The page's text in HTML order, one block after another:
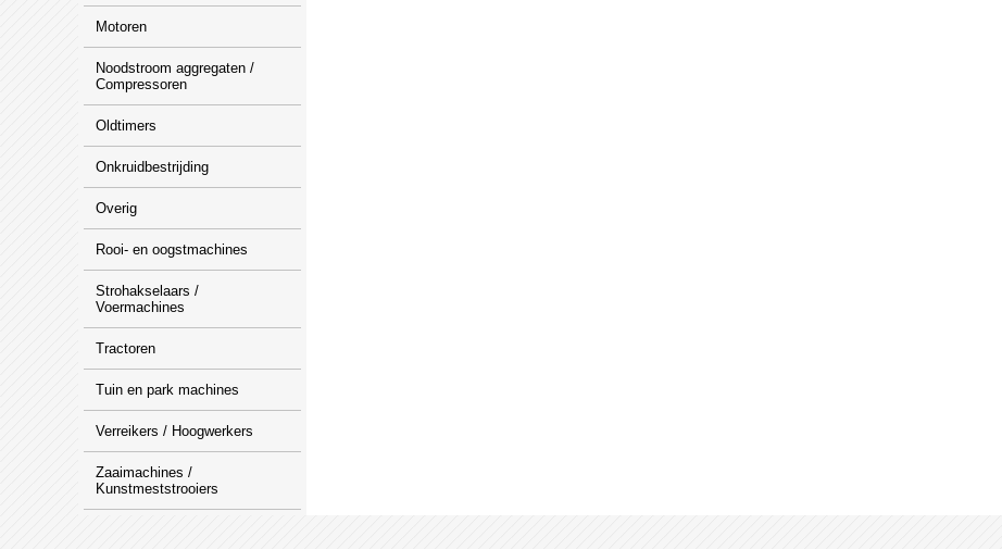
Motoren
Noodstroom aggregaten /
Compressoren
Oldtimers
Onkruidbestrijding
Overig
Rooi- en oogstmachines
Strohakselaars /
Voermachines
Tractoren
Tuin en park machines
Verreikers / Hoogwerkers
Zaaimachines /
Kunstmeststrooiers